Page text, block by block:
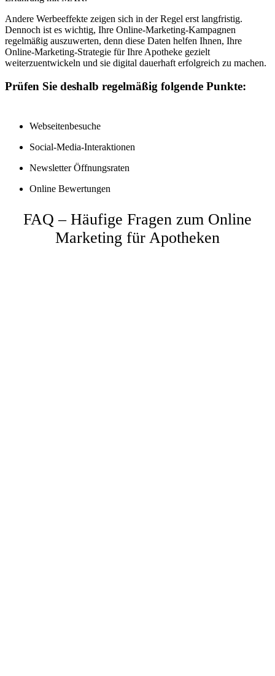
Andere Werbeeffekte zeigen sich in der Regel erst langfristig.
Dennoch ist es wichtig, Ihre Online-Marketing-Kampagnen
regelmäßig auszuwerten, denn diese Daten helfen Ihnen, Ihre
Online-Marketing-Strategie für Ihre Apotheke gezielt
weiterzuentwickeln und sie digital dauerhaft erfolgreich zu machen.
Prüfen Sie deshalb regelmäßig folgende Punkte:
Webseitenbesuche
Social-Media-Interaktionen
Newsletter Öffnungsraten
Online Bewertungen
FAQ – Häufige Fragen zum Online
Marketing für Apotheken